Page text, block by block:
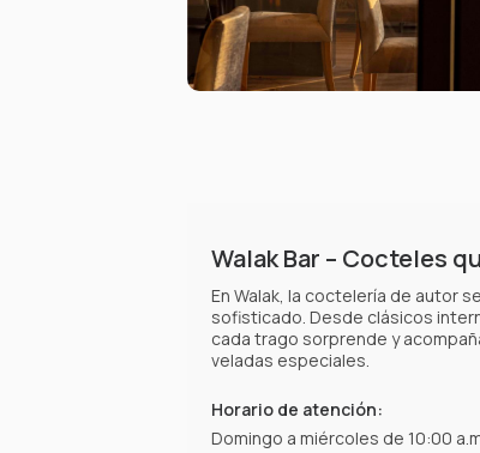
Walak Bar – Cocteles
En Walak, la coctelería de autor
sofisticado. Desde clásicos
cada trago sorprende y
veladas especiales.
Horario de atención:
Domingo a miércoles de 10:00